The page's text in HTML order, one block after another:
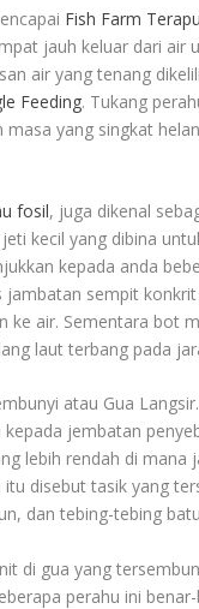
Fish Farm
jauh keluar dari
air yang tenang
Feeding. Tukang
yang singkat
fosil, juga dikenal
kecil yang dibina
kepada anda
sempit
air. Sementara bot
laut terbang pada
atau Gua
jembatan
lebih rendah di
disebut tasik yang
dan tebing-tebing
di gua yang
perahu ini